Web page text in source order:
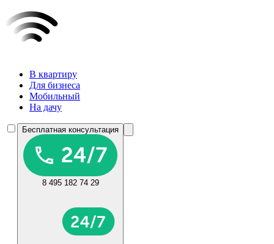
В квартиру
Для бизнеса
Мобильный
На дачу
Бесплатная консультация
8 495 182 74 29